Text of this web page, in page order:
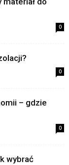
0
0
– gdzie
0
wybrać